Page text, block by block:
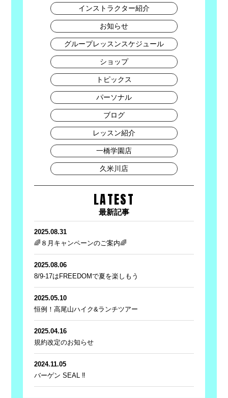
インストラクター紹介
お知らせ
グループレッスンスケジュール
ショップ
トピックス
パーソナル
ブログ
レッスン紹介
一橋学園店
久米川店
LATEST
最新記事
2025.08.31
🌈８月キャンペーンのご案内🌈
2025.08.06
8/9-17はFREEDOMで夏を楽しもう
2025.05.10
恒例！高尾山ハイク&ランチツアー
2025.04.16
規約改定のお知らせ
2024.11.05
バーゲン SEAL ‼